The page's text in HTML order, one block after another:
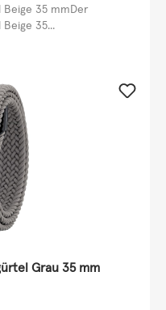
Beige 35 mmDer
35...
Grau 35 mm